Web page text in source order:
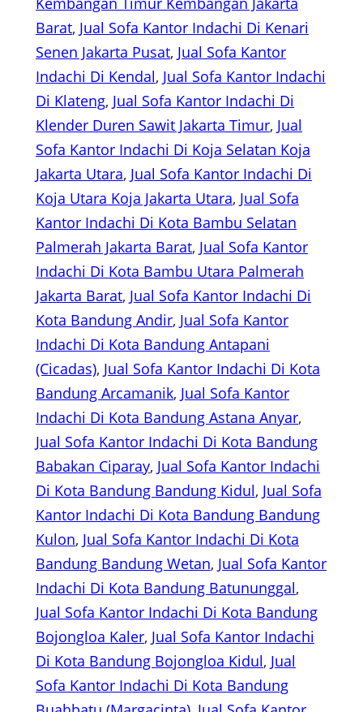
Barat, Jual Sofa Kantor Indachi Di Kenari
Senen Jakarta Pusat, Jual Sofa Kantor
Indachi Di Kendal, Jual Sofa Kantor Indachi
Di Klateng, Jual Sofa Kantor Indachi Di
Klender Duren Sawit Jakarta Timur, Jual
Sofa Kantor Indachi Di Koja Selatan Koja
Jakarta Utara, Jual Sofa Kantor Indachi Di
Koja Utara Koja Jakarta Utara, Jual Sofa
Kantor Indachi Di Kota Bambu Selatan
Palmerah Jakarta Barat, Jual Sofa Kantor
Indachi Di Kota Bambu Utara Palmerah
Jakarta Barat, Jual Sofa Kantor Indachi Di
Kota Bandung Andir, Jual Sofa Kantor
Indachi Di Kota Bandung Antapani
(Cicadas), Jual Sofa Kantor Indachi Di Kota
Bandung Arcamanik, Jual Sofa Kantor
Indachi Di Kota Bandung Astana Anyar
Jual Sofa Kantor Indachi Di Kota Bandung
Babakan Ciparay, Jual Sofa Kantor Indachi
Di Kota Bandung Bandung Kidul, Jual Sofa
Kantor Indachi Di Kota Bandung Bandung
Kulon, Jual Sofa Kantor Indachi Di Kota
Bandung Bandung Wetan, Jual Sofa Kantor
Indachi Di Kota Bandung Batununggal
Jual Sofa Kantor Indachi Di Kota Bandung
Bojongloa Kaler, Jual Sofa Kantor Indachi
Di Kota Bandung Bojongloa Kidul, Jual
Sofa Kantor Indachi Di Kota Bandung